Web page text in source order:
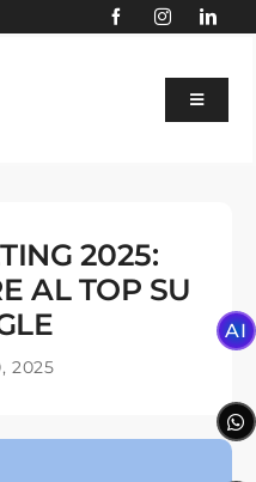
Toggle
2025:
AL TOP SU
2025
AI